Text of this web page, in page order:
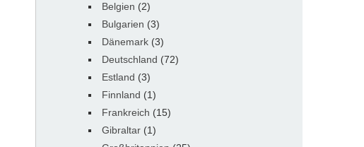
Belgien (2)
Bulgarien (3)
Dänemark (3)
Deutschland (72)
Estland (3)
Finnland (1)
Frankreich (15)
Gibraltar (1)